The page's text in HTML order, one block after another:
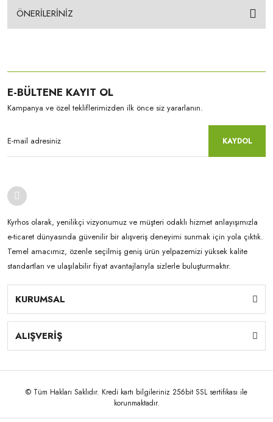
ÖNERİLERİNİZ
E-BÜLTENE KAYIT OL
Kampanya ve özel tekliflerimizden ilk önce siz yararlanın.
KAYDOL
Kyrhos olarak, yenilikçi vizyonumuz ve müşteri odaklı hizmet anlayışımızla
e-ticaret dünyasında güvenilir bir alışveriş deneyimi sunmak için yola çıktık.
Temel amacımız, özenle seçilmiş geniş ürün yelpazemizi yüksek kalite
standartları ve ulaşılabilir fiyat avantajlarıyla sizlerle buluşturmaktır.
KURUMSAL
ALIŞVERİŞ
© Tüm Hakları Saklıdır. Kredi kartı bilgileriniz 256bit SSL sertifikası ile
korunmaktadır.